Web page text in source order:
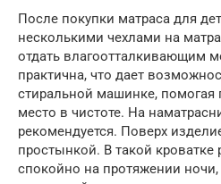
После покупки матраса для
несколькими чехлами на
отдать влагоотталкивающим
практична, что дает
стиральной машинке, помогая
место в чистоте. На
рекомендуется. Поверх
простынкой. В такой кроватке
спокойно на протяжении